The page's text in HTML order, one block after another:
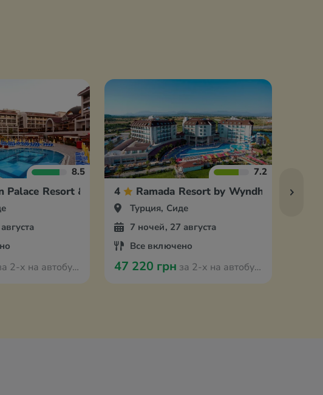
8.5
Palace Resort & Spa
2-х на автобусе из Одессы
7.2
4 Ramada Resort by Wyndham Side
Турция, Сиде
7 ночей, 27 августа
Все включено
47 220 грн за 2-х на автобусе из Одессы